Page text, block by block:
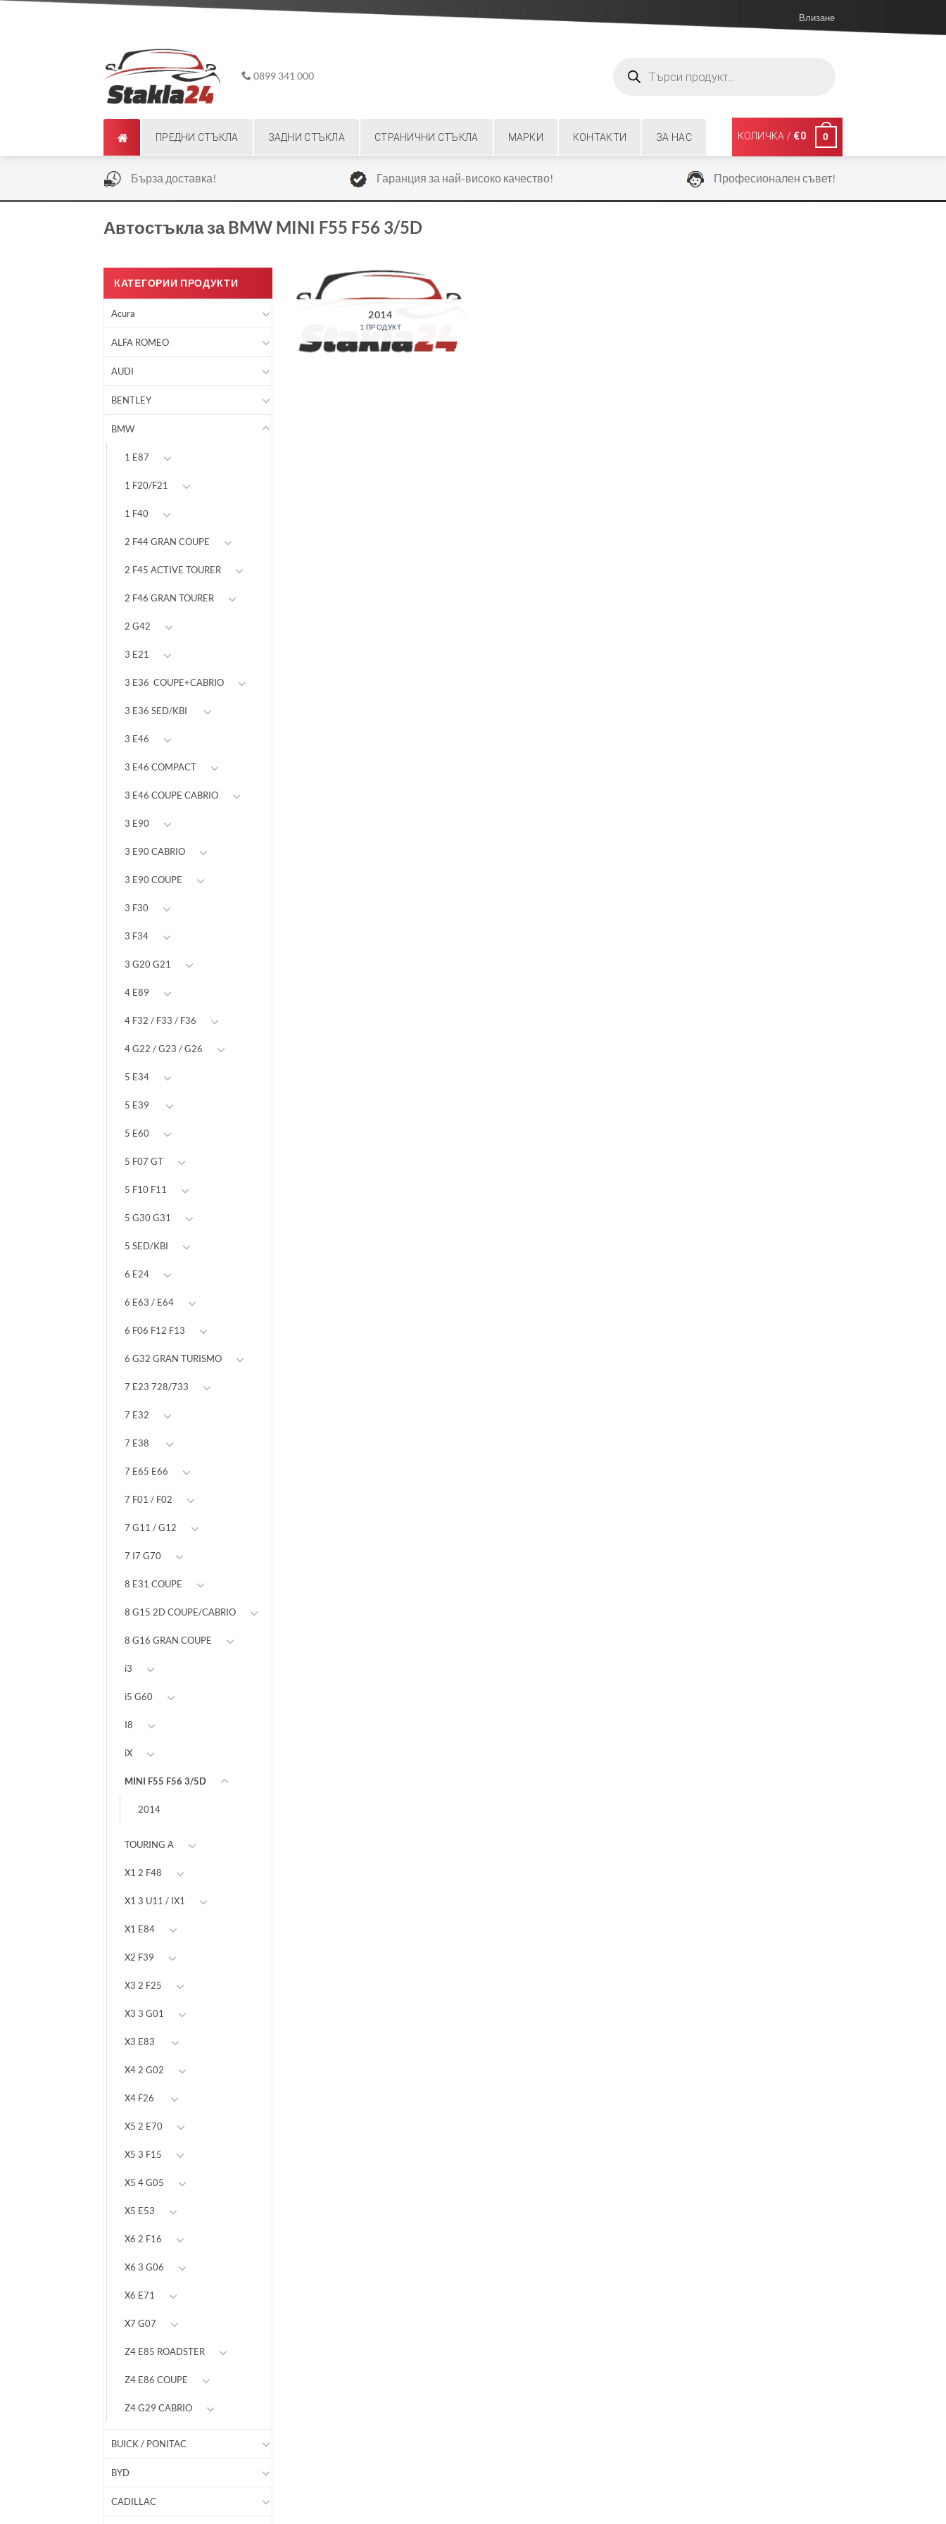
Влизане
0899 341 000
search
ПРЕДНИ СТЪКЛА ЗАДНИ СТЪКЛА СТРАНИЧНИ СТЪКЛА МАРКИ КОНТАКТИ ЗА НАС КОЛИЧКА / €0 0
Бърза доставка! Гаранция за най-високо качество! Професионален съвет!
Автостъкла за BMW MINI F55 F56 3/5D
КАТЕГОРИИ ПРОДУКТИ
Acura
ALFA ROMEO
AUDI
BENTLEY
BMW
1 E87
1 F20/F21
1 F40
2 F44 GRAN COUPE
2 F45 ACTIVE TOURER
2 F46 GRAN TOURER
2 G42
3 E21
3 E36 COUPE+CABRIO
3 E36 SED/KBI
3 E46
3 E46 COMPACT
3 E46 COUPE CABRIO
3 E90
3 E90 CABRIO
3 E90 COUPE
3 F30
3 F34
3 G20 G21
4 E89
4 F32 / F33 / F36
4 G22 / G23 / G26
5 E34
5 E39
5 E60
5 F07 GT
5 F10 F11
5 G30 G31
5 SED/KBI
6 E24
6 E63 / E64
6 F06 F12 F13
6 G32 GRAN TURISMO
7 E23 728/733
7 E32
7 E38
7 E65 E66
7 F01 / F02
7 G11 / G12
7 I7 G70
8 E31 COUPE
8 G15 2D COUPE/CABRIO
8 G16 GRAN COUPE
i3
i5 G60
I8
iX
MINI F55 F56 3/5D
2014
TOURING A
X1 2 F48
X1 3 U11 / IX1
X1 E84
X2 F39
X3 2 F25
X3 3 G01
X3 E83
X4 2 G02
X4 F26
X5 2 E70
X5 3 F15
X5 4 G05
X5 E53
X6 2 F16
X6 3 G06
X6 E71
X7 G07
Z4 E85 ROADSTER
Z4 E86 COUPE
Z4 G29 CABRIO
BUICK / PONITAC
BYD
CADILLAC
2014
1 ПРОДУКТ